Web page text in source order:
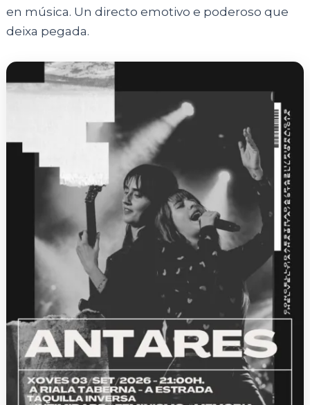
en música. Un directo emotivo e poderoso que
deixa pegada.